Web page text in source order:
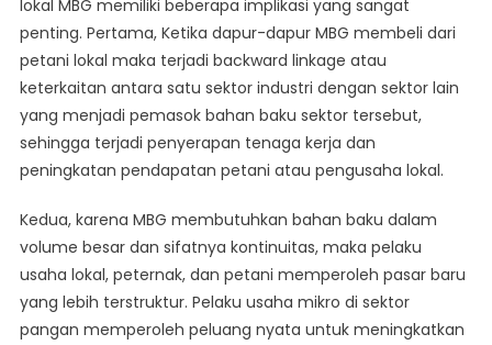
lokal MBG memiliki beberapa implikasi yang sangat
penting. Pertama, Ketika dapur-dapur MBG membeli dari
petani lokal maka terjadi backward linkage atau
keterkaitan antara satu sektor industri dengan sektor lain
yang menjadi pemasok bahan baku sektor tersebut,
sehingga terjadi penyerapan tenaga kerja dan
peningkatan pendapatan petani atau pengusaha lokal.
Kedua, karena MBG membutuhkan bahan baku dalam
volume besar dan sifatnya kontinuitas, maka pelaku
usaha lokal, peternak, dan petani memperoleh pasar baru
yang lebih terstruktur. Pelaku usaha mikro di sektor
pangan memperoleh peluang nyata untuk meningkatkan